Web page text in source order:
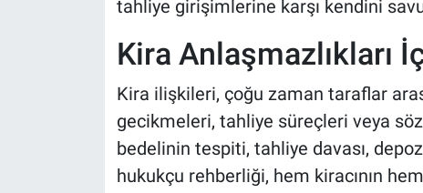
tahliye girişimlerine karşı kendini
Kira Anlaşmazlıkları
Kira ilişkileri, çoğu zaman taraflar
gecikmeleri, tahliye süreçleri veya
bedelinin tespiti, tahliye davası,
hukukçu rehberliği, hem kiracının